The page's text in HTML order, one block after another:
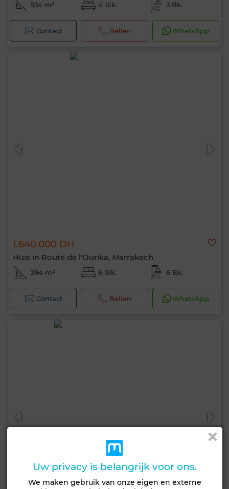
534 m² 4 Slk. 3 Bk.
Contact Bellen WhatsApp
1.640.000 DH
Huis in Route de l'Ourika, Marrakech
294 m² 6 Slk. 6 Bk.
Contact Bellen WhatsApp
Uw privacy is belangrijk voor ons.
We maken gebruik van onze eigen en externe